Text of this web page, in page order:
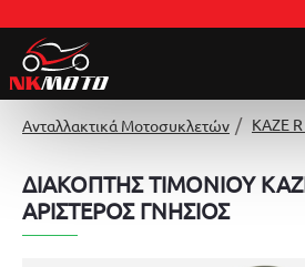
Ανταλλακτικά Μοτοσυκλετών KAZE
ΔΙΑΚΟΠΤΗΣ ΤΙΜΟΝΙΟΥ
ΑΡΙΣΤΕΡΟΣ ΓΝΗΣΙΟΣ